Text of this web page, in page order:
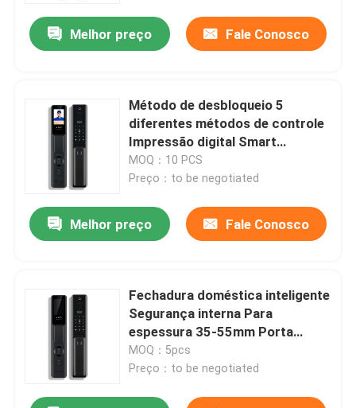
Melhor preço Fale Conosco
Método de desbloqueio 5
diferentes métodos de controle
Impressão digital Smart
Security Lock suporte
Desbloqueio facial e múltiplas
MOQ：10 PCS
Preço：to be negotiated
Melhor preço Fale Conosco
Fechadura doméstica inteligente
Segurança interna Para
espessura 35-55mm Porta
fechadura inteligente fornecer o
controle mais sistema de
MOQ：5pcs
Preço：to be negotiated